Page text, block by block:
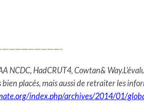
NCDC, HadCRUT4, Cowtan&
placés, mais aussi de retraiter les
index.php/archives/2014/01/